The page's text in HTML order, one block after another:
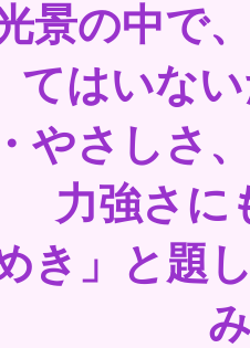
景の中で
てはいな
やさしさ
力強さに
き」と題